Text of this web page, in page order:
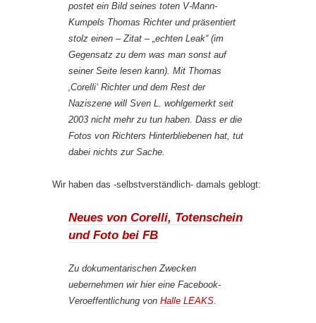
postet ein Bild seines toten V-Mann-
Kumpels Thomas Richter und präsentiert
stolz einen – Zitat – „echten Leak“ (im
Gegensatz zu dem was man sonst auf
seiner Seite lesen kann). Mit Thomas
‚Corelli‘ Richter und dem Rest der
Naziszene will Sven L. wohlgemerkt seit
2003 nicht mehr zu tun haben. Dass er die
Fotos von Richters Hinterbliebenen hat, tut
dabei nichts zur Sache.
Wir haben das -selbstverständlich- damals geblogt:
Neues von Corelli, Totenschein
und Foto bei FB
Zu dokumentarischen Zwecken
uebernehmen wir hier eine Facebook-
Veroeffentlichung von Halle LEAKS.